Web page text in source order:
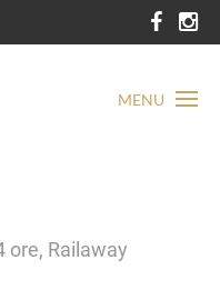
MENU
ore, Railaway